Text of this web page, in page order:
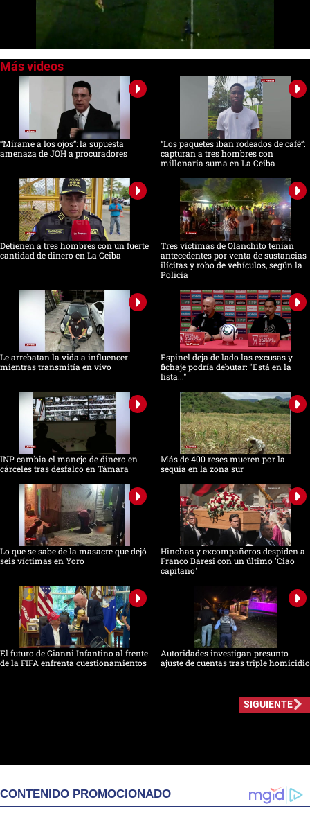
seconds
“Mírame a los ojos”: la supuesta
amenaza de JOH a procuradores
“Los paquetes iban rodeados de café”:
capturan a tres hombres con
millonaria suma en La Ceiba
Detienen a tres hombres con un fuerte
cantidad de dinero en La Ceiba
Tres víctimas de Olanchito tenían
antecedentes por venta de sustancias
ilícitas y robo de vehículos, según la
Policía
Le arrebatan la vida a influencer
mientras transmitía en vivo
Espinel deja de lado las excusas y
fichaje podría debutar: "Está en la
lista..."
INP cambia el manejo de dinero en
cárceles tras desfalco en Támara
Más de 400 reses mueren por la
sequía en la zona sur
Lo que se sabe de la masacre que dejó
seis víctimas en Yoro
Hinchas y excompañeros despiden a
Franco Baresi con un último 'Ciao
capitano'
El futuro de Gianni Infantino al frente
de la FIFA enfrenta cuestionamientos
Autoridades investigan presunto
ajuste de cuentas tras triple homicidio
SIGUIENTE
CONTENIDO PROMOCIONADO